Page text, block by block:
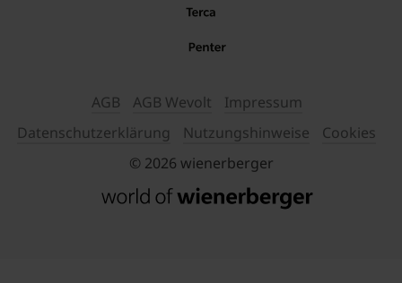
AGB AGB Wevolt
Impressum
Datenschutzerklärung
Nutzungshinweise
Cookies
© 2026 wienerberger